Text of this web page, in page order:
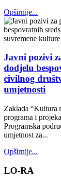
Opširnije...
Javni pozivi
dodjelu
civilnog
umjetnosti
Zaklada “Kultura
programa i
Programska
umjetnost za...
Opširnije...
LO-RA